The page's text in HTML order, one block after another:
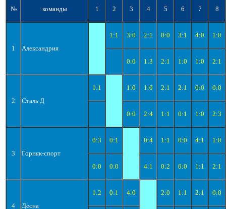
№ команды 1 2 3 4 5 6 7 8
1 Александрия
1:1 3:0 2:1 0:0 3:1 4:0 1:0
0:0 1:3 2:1 1:0 1:0 2:1
2 Сталь Д
1:1 1:0 1:0 2:1 2:1 0:0 0:0
0:0 2:4 1:1 0:1 1:0 2:3
3 Горняк-спорт
0:3 0:1 0:4 1:1 0:0 4:1 1:0
0:0 0:0 4:1 0:2 0:0 1:1 2:1
4 Десна
1:2 0:1 4:0 2:0 1:1 2:1 0:0